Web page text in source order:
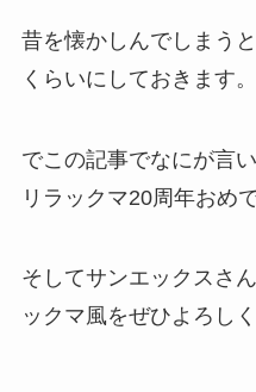
昔を懐かしんでしまう
くらいにしておきます。
でこの記事でなにが言
リラックマ20周年おめ
そしてサンエックスさ
ックマ風をぜひよろし